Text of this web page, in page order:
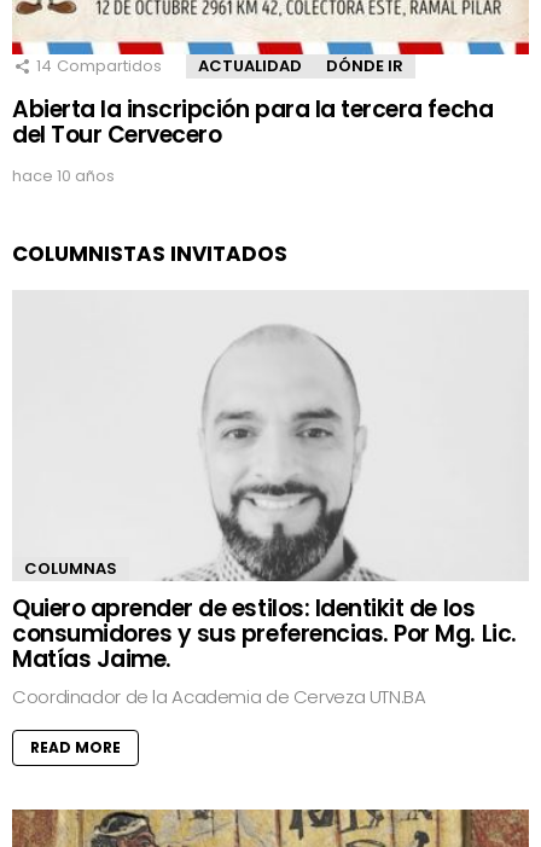
14 Compartidos ACTUALIDAD DÓNDE IR
Abierta la inscripción para la tercera fecha
del Tour Cervecero
hace 10 años
COLUMNISTAS INVITADOS
COLUMNAS
Quiero aprender de estilos: Identikit de los
consumidores y sus preferencias. Por Mg. Lic.
Matías Jaime.
Coordinador de la Academia de Cerveza UTN.BA
READ MORE